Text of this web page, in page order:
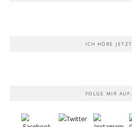
ICH HÖRE JETZT
FOLGE MIR AUF: